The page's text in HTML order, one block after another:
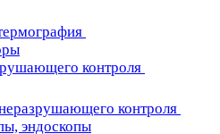
контроля
контроля
эндоскопы